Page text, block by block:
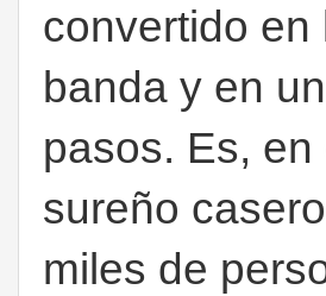
convertido en
banda y en
pasos. Es,
sureño
miles de